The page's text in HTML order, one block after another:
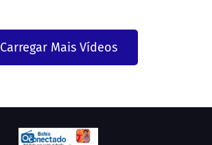
Carregar Mais Vídeos